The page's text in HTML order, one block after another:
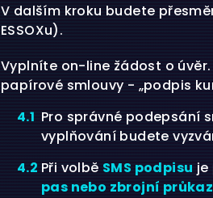
V dalším kroku budete
ESSOXu).
Vyplníte on-line žádost o
papírové smlouvy - „podpis
Pro správné podepsání
vyplňování budete
Při volbě SMS podpisu
pas nebo zbrojní průkaz